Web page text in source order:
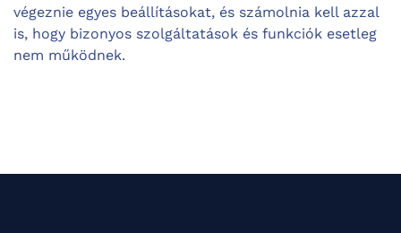
végeznie egyes beállításokat, és számolnia kell azzal
is, hogy bizonyos szolgáltatások és funkciók esetleg
nem működnek.